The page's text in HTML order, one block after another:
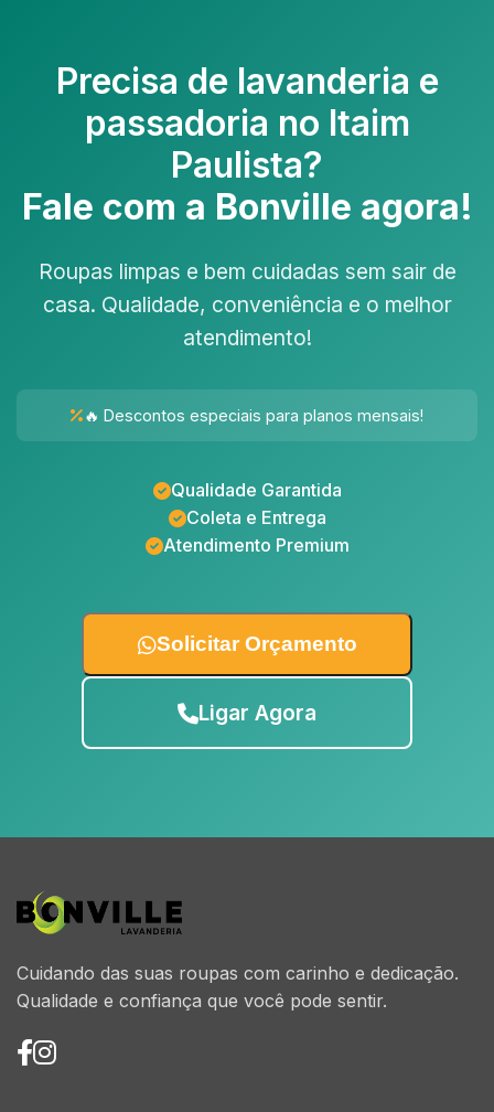
Precisa de lavanderia e
passadoria no Itaim
Paulista?
Fale com a Bonville agora!
Roupas limpas e bem cuidadas sem sair de
casa. Qualidade, conveniência e o melhor
atendimento!
🔥 Descontos especiais para planos mensais!
Qualidade Garantida
Coleta e Entrega
Atendimento Premium
Solicitar Orçamento
Ligar Agora
Cuidando das suas roupas com carinho e dedicação.
Qualidade e confiança que você pode sentir.